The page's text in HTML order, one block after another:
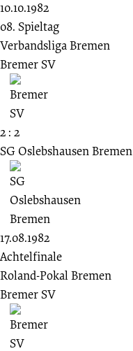
10.10.1982
08. Spieltag
Verbandsliga Bremen
Bremer SV
2 : 2
SG Oslebshausen Bremen
17.08.1982
Achtelfinale
Roland-Pokal Bremen
Bremer SV